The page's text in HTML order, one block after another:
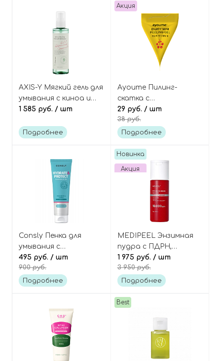
AXIS-Y Мягкий гель для
умывания с киноа и
травами, Quinoa One
Cleanser
1 585 руб. / шт
Подробнее
Акция
Ayoume Пилинг-
скатка с
экстрактами ягод
(пирамидка) Enjoy mini
peeling gel
29 руб. / шт
38 руб.
Подробнее
Consly Пенка для
умывания с
гиалуроновой
кислотой
увлажняющая
hyaluronic acid
495 руб. / шт
900 руб.
Подробнее
Новинка
Акция
MEDIPEEL Энзимная
пудра с ПДРН,
пептидами и
микроиглами, Phyto Ex
PDRN Micro Shot
1 975 руб. / шт
3 950 руб.
Подробнее
Best